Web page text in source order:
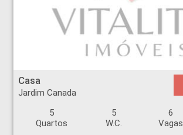
Casa
Jardim Canada
5
Quartos
5
W.C.
6
Vagas